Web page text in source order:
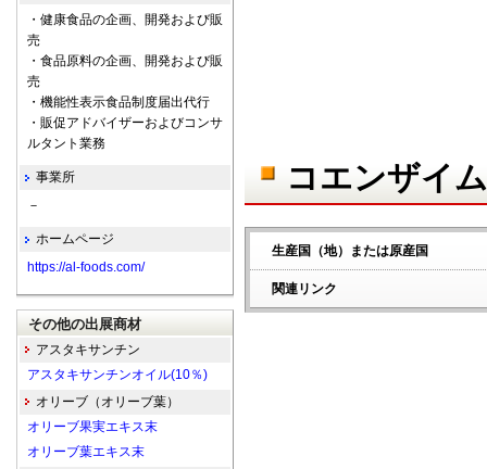
コエンザイ
生産国（地）または原産国
関連リンク
・健康食品の企画、開発および販
売
・食品原料の企画、開発および販
売
・機能性表示食品制度届出代行
・販促アドバイザーおよびコンサ
ルタント業務
事業所
－
ホームページ
https://al-foods.com/
その他の出展商材
アスタキサンチン
アスタキサンチンオイル(10％)
オリーブ（オリーブ葉）
オリーブ果実エキス末
オリーブ葉エキス末